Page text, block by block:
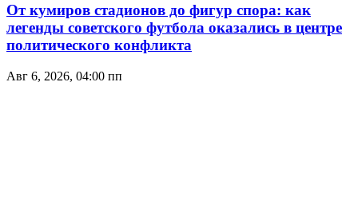
От кумиров стадионов до фигур спора: как
легенды советского футбола оказались в центре
политического конфликта
Авг 6, 2026, 04:00 пп